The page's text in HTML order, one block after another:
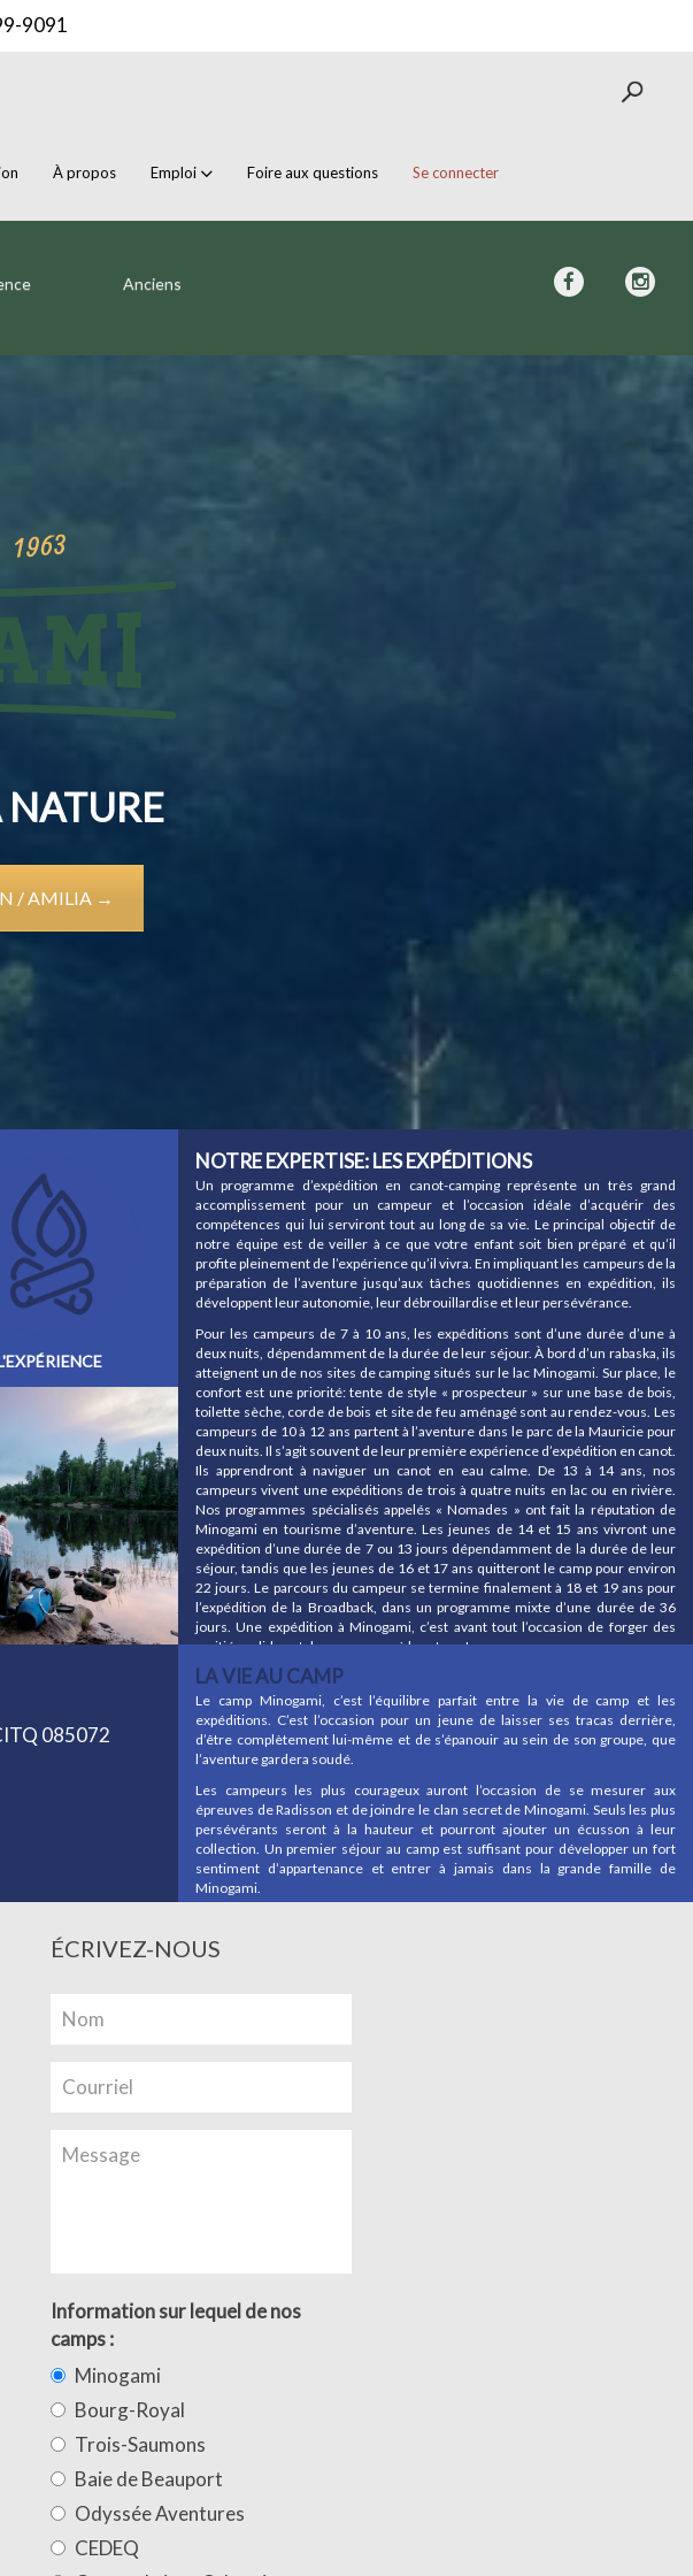
9091
À propos Emploi Foire aux questions Se connecter
Anciens
NATURE
/ AMILIA →
NOTRE EXPERTISE: LES EXPÉDITIONS
Un programme d’expédition en canot-camping représente un très grand
accomplissement pour un campeur et l’occasion idéale d’acquérir des
compétences qui lui serviront tout au long de sa vie. Le principal objectif de
notre équipe est de veiller à ce que votre enfant soit bien préparé et qu’il
profite pleinement de l’expérience qu’il vivra. En impliquant les campeurs de la
préparation de l’aventure jusqu’aux tâches quotidiennes en expédition, ils
développent leur autonomie, leur débrouillardise et leur persévérance.
Pour les campeurs de 7 à 10 ans, les expéditions sont d’une durée d’une à
deux nuits, dépendamment de la durée de leur séjour. À bord d’un rabaska, ils
atteignent un de nos sites de camping situés sur le lac Minogami. Sur place, le
confort est une priorité: tente de style « prospecteur » sur une base de bois,
toilette sèche, corde de bois et site de feu aménagé sont au rendez-vous. Les
campeurs de 10 à 12 ans partent à l’aventure dans le parc de la Mauricie pour
deux nuits. Il s’agit souvent de leur première expérience d’expédition en canot.
Ils apprendront à naviguer un canot en eau calme. De 13 à 14 ans, nos
campeurs vivent une expéditions de trois à quatre nuits en lac ou en rivière.
Nos programmes spécialisés appelés « Nomades » ont fait la réputation de
Minogami en tourisme d’aventure. Les jeunes de 14 et 15 ans vivront une
expédition d’une durée de 7 ou 13 jours dépendamment de la durée de leur
séjour, tandis que les jeunes de 16 et 17 ans quitteront le camp pour environ
22 jours. Le parcours du campeur se termine finalement à 18 et 19 ans pour
l’expédition de la Broadback, dans un programme mixte d’une durée de 36
jours. Une expédition à Minogami, c’est avant tout l’occasion de forger des
amitiés solides et de se mesurer à la nature !
085072
LA VIE AU CAMP
Le camp Minogami, c’est l’équilibre parfait entre la vie de camp et les
expéditions. C’est l’occasion pour un jeune de laisser ses tracas derrière,
d’être complètement lui-même et de s’épanouir au sein de son groupe, que
l’aventure gardera soudé.
Les campeurs les plus courageux auront l’occasion de se mesurer aux
épreuves de Radisson et de joindre le clan secret de Minogami. Seuls les plus
persévérants seront à la hauteur et pourront ajouter un écusson à leur
collection. Un premier séjour au camp est suffisant pour développer un fort
sentiment d’appartenance et entrer à jamais dans la grande famille de
Minogami.
ÉCRIVEZ-NOUS
Information sur lequel de nos
camps :
Minogami
Bourg-Royal
Trois-Saumons
Baie de Beauport
Odyssée Aventures
CEDEQ